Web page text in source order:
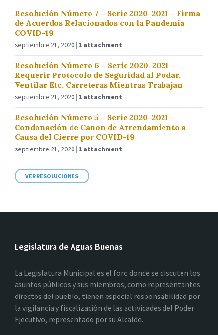
Resolución Número 7 – Serie 2020-2021 – Firma
de Acuerdos Relacionados con la Pandemia
COVID-19
septiembre 21, 2020 1 attachment
Resolución Número 6 – Serie 2020-2021 –
Requerir Protocolo de Seguridad al Podar,
Ventilar Etc. Carreteras Mientras Trabajan
septiembre 21, 2020 1 attachment
Resolución Número 5 – Serie 2020-2021 –
Condonación de Canon de Arrendamiento a
Causa del Cierre por COVID-19
septiembre 21, 2020 1 attachment
VER RESOLUCIONES
Legislatura de Aguas Buenas
La Legislatura Municipal es el foro donde se discuten los
asuntos públicos y sus miembros, como representantes
directos del pueblo, tienen especial responsabilidad por
la vigilancia y fiscalización de las actividades del Poder
Ejecutivo, representado por su Alcalde.